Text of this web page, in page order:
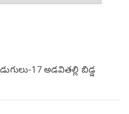
17 అడవితల్లి బిడ్డ